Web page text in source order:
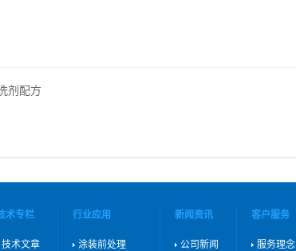
剂配方
术专栏
技术文章
行业应用
涂装前处理
新闻资讯
公司新闻
客户服务
服务理念